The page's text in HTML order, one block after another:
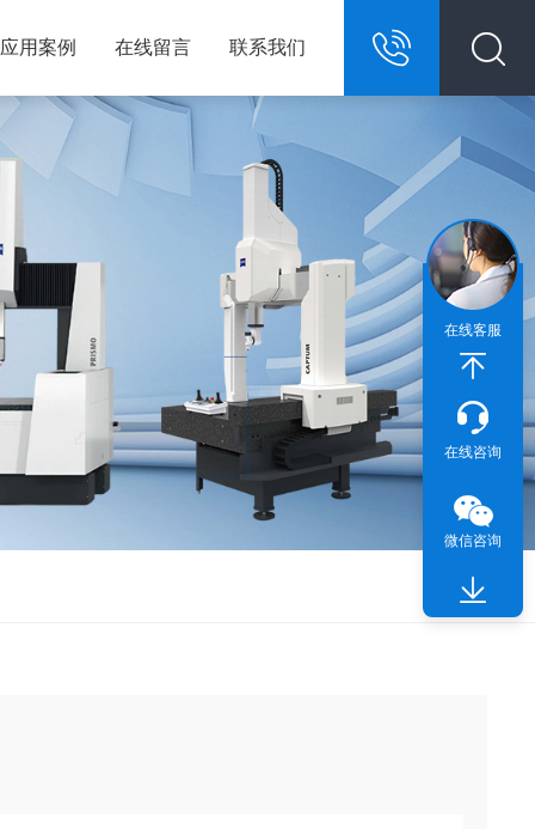
13967146609
应用案例 在线留言 联系我们
在线客服
在线咨询
微信咨询